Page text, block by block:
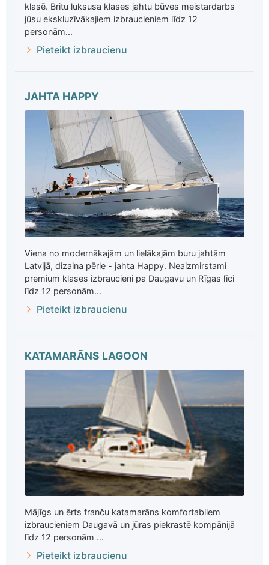
klasē. Britu luksusa klases jahtu būves meistardarbs
jūsu ekskluzīvākajiem izbraucieniem līdz 12
personām...
Pieteikt izbraucienu
JAHTA HAPPY
Viena no modernākajām un lielākajām buru jahtām
Latvijā, dizaina pērle - jahta Happy. Neaizmirstami
premium klases izbraucieni pa Daugavu un Rīgas līci
līdz 12 personām...
Pieteikt izbraucienu
KATAMARĀNS LAGOON
Mājīgs un ērts franču katamarāns komfortabliem
izbraucieniem Daugavā un jūras piekrastē kompānijā
līdz 12 personām ...
Pieteikt izbraucienu